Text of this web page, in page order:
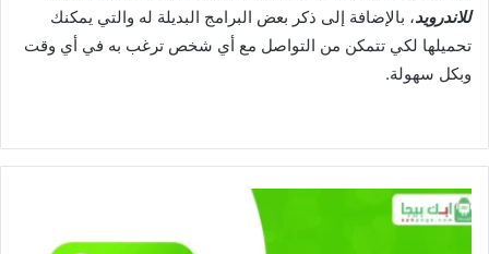
للاندرويد، بالإضافة إلى ذكر بعض البرامج البديلة له والتي يمكنك
تحميلها لكي تتمكن من التواصل مع أي شخص ترغب به في أي وقت
وبكل سهولة.